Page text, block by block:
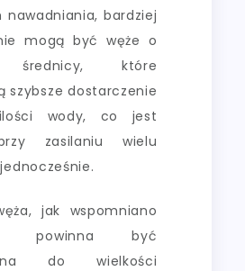
nawadniania, bardziej
mogą być węże o
średnicy, które
szybsze dostarczenie
wody, co jest
zasilaniu wielu
jak wspomniano
powinna być
do wielkości